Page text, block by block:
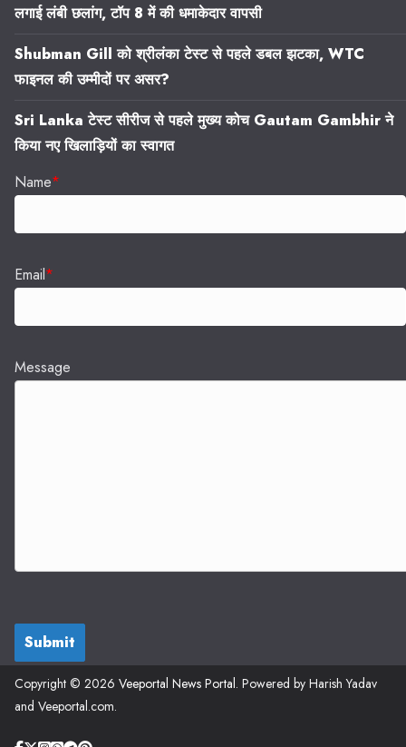
लगाई लंबी छलांग, टॉप 8 में की धमाकेदार वापसी
Shubman Gill को श्रीलंका टेस्ट से पहले डबल झटका, WTC
फाइनल की उम्मीदों पर असर?
Sri Lanka टेस्ट सीरीज से पहले मुख्य कोच Gautam Gambhir ने
किया नए खिलाड़ियों का स्वागत
Name*
Email*
Message
Submit
Copyright © 2026 Veeportal News Portal. Powered by Harish Yadav
and Veeportal.com.